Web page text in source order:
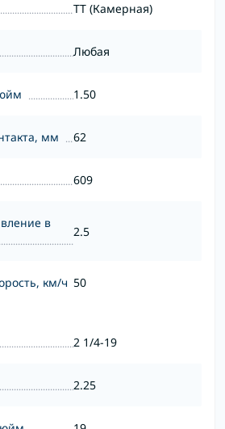
TT (Камерная)
Любая
1.50
мм 62
609
в
2.5
км/ч 50
2 1/4-19
2.25